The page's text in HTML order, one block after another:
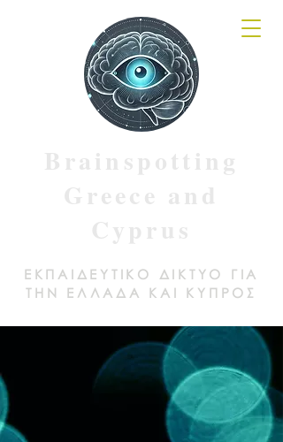
ΕΚΠΑΙΔΕΥΤΙΚΟ ΔΙΚΤΥΟ ΓΙΑ
ΤΗΝ ΕΛΛΑΔΑ ΚΑΙ ΚΥΠΡΟΣ